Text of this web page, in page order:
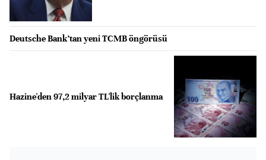
Deutsche Bank’tan yeni TCMB öngörüsü
Hazine'den 97,2 milyar TL'lik borçlanma